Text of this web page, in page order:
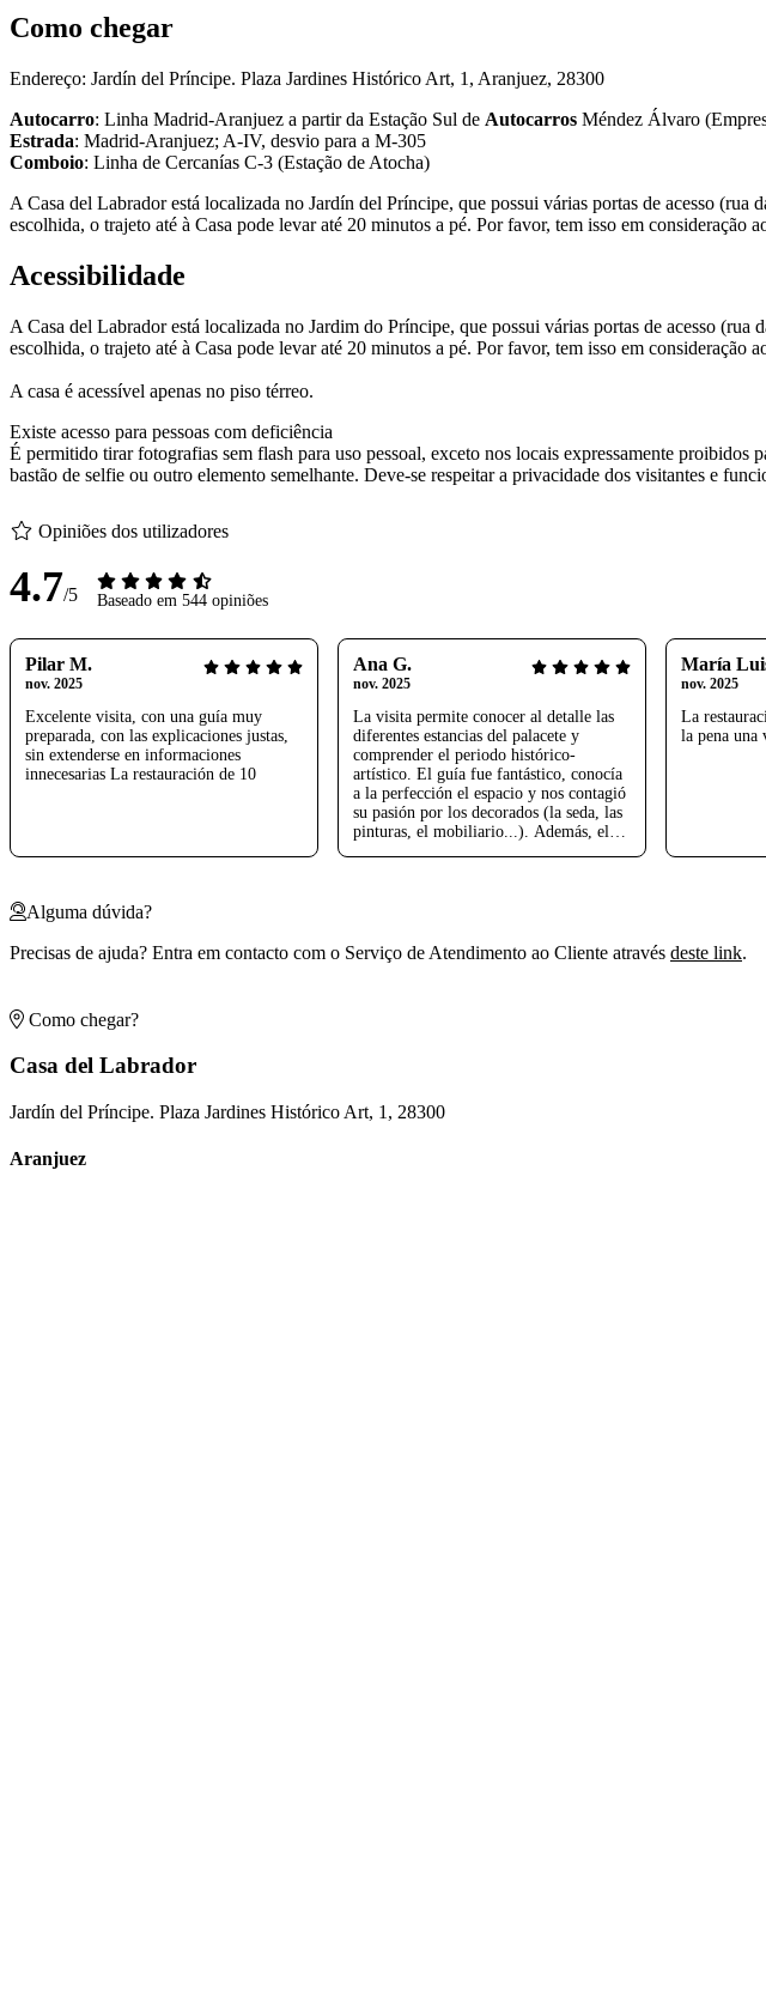
Como chegar
Endereço: Jardín del Príncipe. Plaza Jardines Histórico Art, 1, Aranjuez, 28300
Autocarro: Linha Madrid-Aranjuez a partir da Estação Sul de Autocarros Méndez Álvaro
Estrada: Madrid-Aranjuez; A-IV, desvio para a M-305
Comboio: Linha de Cercanías C-3 (Estação de Atocha)
A Casa del Labrador está localizada no Jardín del Príncipe, que possui várias portas de acesso (rua
escolhida, o trajeto até à Casa pode levar até 20 minutos a pé. Por favor, tem isso em consideração
Acessibilidade
A Casa del Labrador está localizada no Jardim do Príncipe, que possui várias portas de acesso (rua
escolhida, o trajeto até à Casa pode levar até 20 minutos a pé. Por favor, tem isso em consideração
A casa é acessível apenas no piso térreo.
Existe acesso para pessoas com deficiência
É permitido tirar fotografias sem flash para uso pessoal, exceto nos locais expressamente proibidos
bastão de selfie ou outro elemento semelhante. Deve-se respeitar a privacidade dos visitantes e
Opiniões dos utilizadores
4.7/5 Baseado em 544 opiniões
Pilar M.
nov. 2025
Excelente visita, con una guía muy
preparada, con las explicaciones justas,
sin extenderse en informaciones
innecesarias La restauración de 10
Ana G.
nov. 2025
La visita permite conocer al detalle las
diferentes estancias del palacete y
comprender el periodo histórico-
artístico. El guía fue fantástico, conocía
a la perfección el espacio y nos contagió
su pasión por los decorados (la seda, las
pinturas, el mobiliario...). Además, el
María
nov. 2025
La
la pena una
Alguma dúvida?
Precisas de ajuda? Entra em contacto com o Serviço de Atendimento ao Cliente através deste link.
Como chegar?
Casa del Labrador
Jardín del Príncipe. Plaza Jardines Histórico Art, 1, 28300
Aranjuez